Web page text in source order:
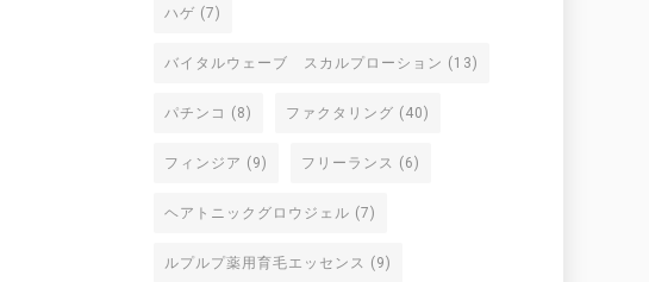
ハゲ (7)
バイタルウェーブ スカルプローション (13)
パチンコ (8) ファクタリング (40)
フィンジア (9) フリーランス (6)
ヘアトニックグロウジェル (7)
ルプルプ薬用育毛エッセンス (9)